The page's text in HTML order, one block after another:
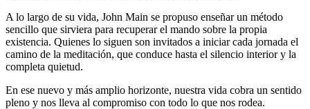
A lo largo de su vida, John Main se propuso enseñar un método
sencillo que sirviera para recuperar el mando sobre la propia
existencia. Quienes lo siguen son invitados a iniciar cada jornada el
camino de la meditación, que conduce hasta el silencio interior y la
completa quietud.
En ese nuevo y más amplio horizonte, nuestra vida cobra un sentido
pleno y nos lleva al compromiso con todo lo que nos rodea.